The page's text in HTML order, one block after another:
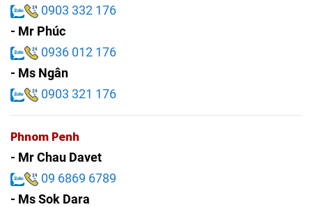
0903 332 176
- Mr Phúc
0936 012 176
- Ms Ngân
0903 321 176
Phnom Penh
- Mr Chau Davet
09 6869 6789
- Ms Sok Dara